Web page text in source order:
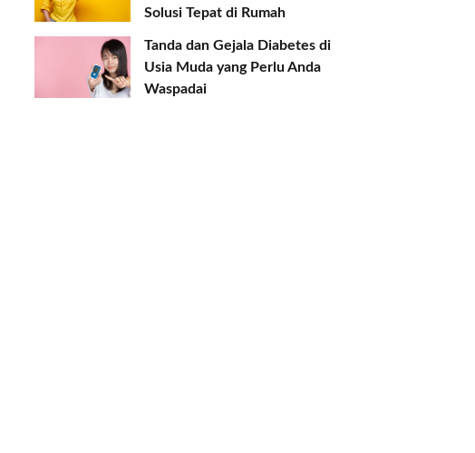
Solusi Tepat di Rumah
Tanda dan Gejala Diabetes di
Usia Muda yang Perlu Anda
Waspadai